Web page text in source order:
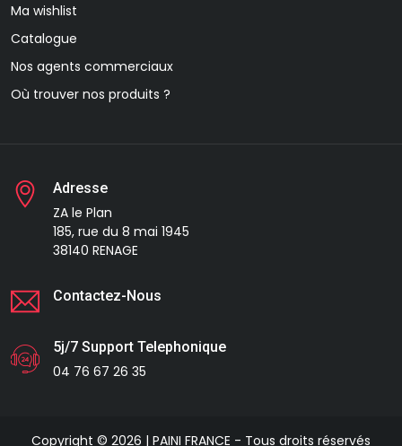
Ma wishlist
Catalogue
Nos agents commerciaux
Où trouver nos produits ?
Adresse
ZA le Plan
185, rue du 8 mai 1945
38140 RENAGE
Contactez-Nous
5j/7 Support Telephonique
04 76 67 26 35
Copyright © 2026 | PAINI FRANCE - Tous droits réservés